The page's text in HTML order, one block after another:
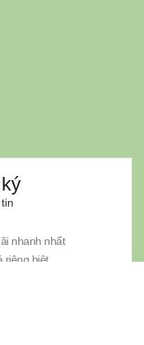
nhanh nhất
riêng biệt